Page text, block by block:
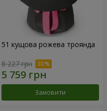
51 кущова рожева троянда
8 227 грн
Замовити